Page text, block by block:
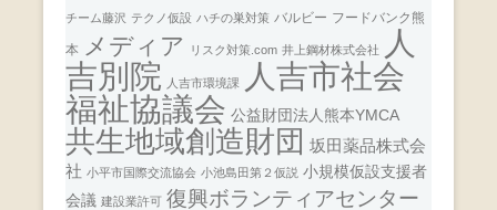
チーム藤沢 テクノ仮設 ハチの巣対策 バルビー フードバンク熊
本 メディア リスク対策.com 井上鋼材株式会社
人
吉別院
人吉市環境課
人吉市社会
福祉協議会 公益財団法人熊本YMCA
共生地域創造財団 坂田薬品株式会
社 小平市国際交流協会 小池島田第２仮説 小規模仮設支援者
会議 建設業許可 復興ボランティアセンター